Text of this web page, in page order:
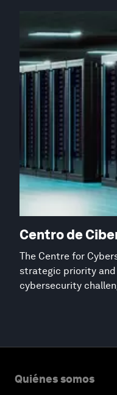
Centro de
The Centre for
strategic priority
cybersecurity
Quiénes somos